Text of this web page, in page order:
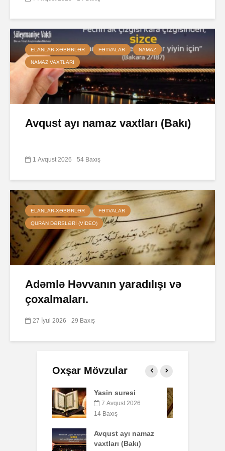
ELANLAR-XƏBƏRLƏR FƏTVALAR NAMAZ
NAMAZ VAXTLARI
Avqust ayı namaz vaxtları (Bakı)
1 Avqust 2026 54 Baxış
ELANLAR-XƏBƏRLƏR FƏTVALAR
QURAN DƏRSLƏRI (VIDEO)
Adəmlə Həvvanın yaradılışı və
çoxalmaları.
27 İyul 2026 29 Baxış
Oxşar Mövzular
Qeyri-müsəlmanı
öldürən bir
müsəlmana qisas
edilərmi?
17 İyul 2026